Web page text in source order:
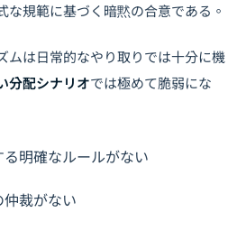
な規範に基づく暗黙の合意である。
ムは日常的なやり取りでは十分に機
分配シナリオでは極めて脆弱にな
る明確なルールがない
裁がない